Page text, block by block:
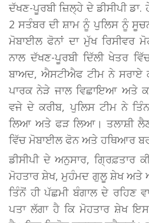
ਦੱਖਣ-ਪੂਰਬੀ ਜ਼ਿਲ੍ਹੇ ਦੇ ਡੀਸੀਪੀ
2 ਸਤੰਬਰ ਦੀ ਸ਼ਾਮ ਨੂੰ ਪੁਲਿਸ ਨੂੰ
ਮੋਬਾਈਲ ਫੋਨਾਂ ਦਾ ਮੁੱਖ ਰਿਸੀਵਰ
ਨਾਲ ਦੱਖਣ-ਪੂਰਬੀ ਦਿੱਲੀ ਖੇਤਰ
ਬਾਅਦ, ਐਸਟੀਐਫ ਟੀਮ ਨੇ ਸਰਾਏ
ਪਾਰਕ ਨੇੜੇ ਜਾਲ ਵਿਛਾਇਆ ਅਤੇ
ਵਜੇ ਦੇ ਕਰੀਬ, ਪੁਲਿਸ ਟੀਮ ਨੇ
ਲਿਆ ਅਤੇ ਫੜ ਲਿਆ। ਤਲਾਸ਼ੀ ਲੈਣ
ਵਿੱਚ ਮੋਬਾਈਲ ਫੋਨ ਅਤੇ ਹਥਿਆਰ
ਡੀਸੀਪੀ ਦੇ ਅਨੁਸਾਰ, ਗ੍ਰਿਫ਼ਤਾਰ
ਮੋਹਤਾਰ ਸ਼ੇਖ, ਮੁਹੰਮਦ ਗੁਲੂ ਸ਼ੇਖ ਅਤੇ
ਤਿੰਨੋਂ ਹੀ ਪੱਛਮੀ ਬੰਗਾਲ ਦੇ ਰਹਿਣ
ਪਤਾ ਲੱਗਾ ਹੈ ਕਿ ਮੋਹਤਾਰ ਸ਼ੇਖ